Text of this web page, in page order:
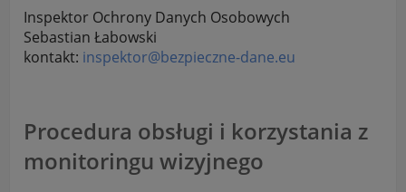
Inspektor Ochrony Danych Osobowych
Sebastian Łabowski
kontakt: inspektor@bezpieczne-dane.eu
Procedura obsługi i korzystania z
monitoringu wizyjnego